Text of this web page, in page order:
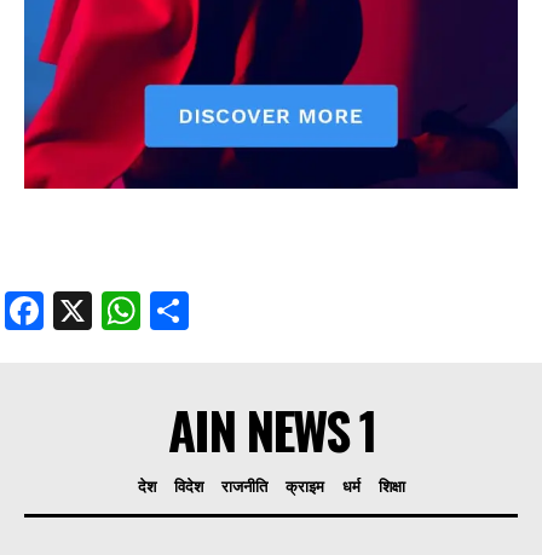
Facebook
X WhatsApp
AIN NEWS 1
देश विदेश राजनीति क्राइम धर्म शिक्षा